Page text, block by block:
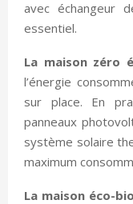
avec échangeur
essentiel.
La maison zéro
l’énergie
sur place. En
panneaux
système solaire
maximum
La maison éco-